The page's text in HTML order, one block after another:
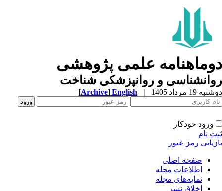
علمی پژوهشی
و روانپزشکی شناخت
19 مرداد 1405 |
English
[Archive]
ورود خودکار
نام
رمز عبور
صفحه اصلی
اطلاعات مجله
نمایه‌های مجله
اخلاق نشر